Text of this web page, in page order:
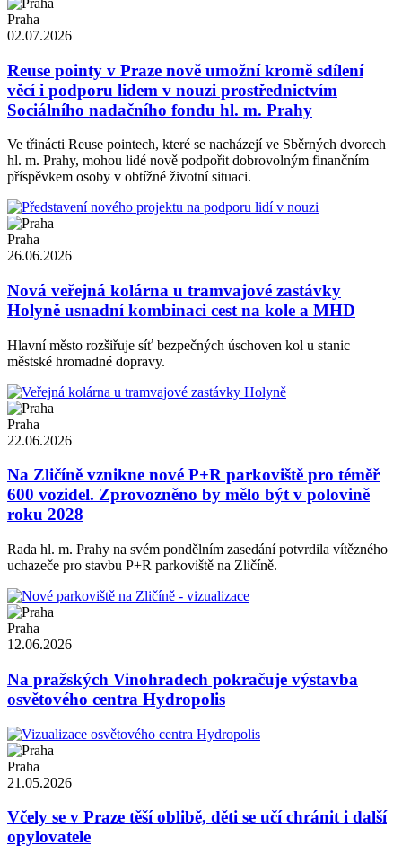
Praha
02.07.2026
Reuse pointy v Praze nově umožní kromě sdílení
věcí i podporu lidem v nouzi prostřednictvím
Sociálního nadačního fondu hl. m. Prahy
Ve třinácti Reuse pointech, které se nacházejí ve Sběrných dvorech
hl. m. Prahy, mohou lidé nově podpořit dobrovolným finančním
příspěvkem osoby v obtížné životní situaci.
Praha
26.06.2026
Nová veřejná kolárna u tramvajové zastávky
Holyně usnadní kombinaci cest na kole a MHD
Hlavní město rozšiřuje síť bezpečných úschoven kol u stanic
městské hromadné dopravy.
Praha
22.06.2026
Na Zličíně vznikne nové P+R parkoviště pro téměř
600 vozidel. Zprovozněno by mělo být v polovině
roku 2028
Rada hl. m. Prahy na svém pondělním zasedání potvrdila vítězného
uchazeče pro stavbu P+R parkoviště na Zličíně.
Praha
12.06.2026
Na pražských Vinohradech pokračuje výstavba
osvětového centra Hydropolis
Praha
21.05.2026
Včely se v Praze těší oblibě, děti se učí chránit i další
opylovatele